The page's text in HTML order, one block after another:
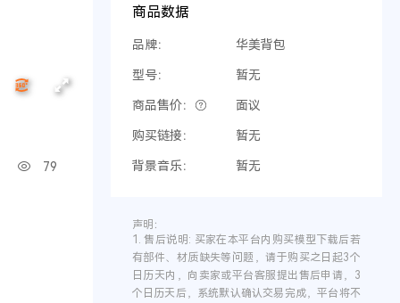
79
商品数据
品牌： 华美背包
型号： 暂无
商品售价： 面议
购买链接： 暂无
背景音乐： 暂无
声明：
1.售后说明: 买家在本平台内购买模型下载后若
有部件、材质缺失等问题，请于购买之日起3个
日历天内，向卖家或平台客服提出售后申请，3
个日历天后，系统默认确认交易完成，平台将不